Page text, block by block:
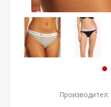
Производител: